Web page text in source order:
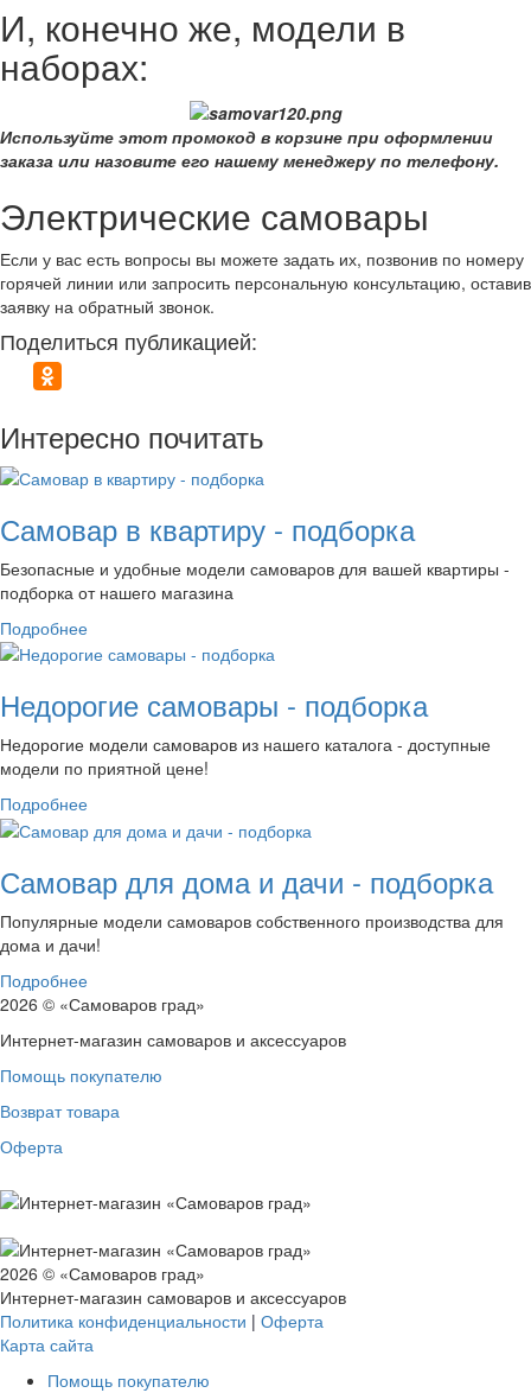
И, конечно же, модели в
наборах:
Используйте этот промокод в корзине при оформлении
заказа или назовите его нашему менеджеру по телефону.
Электрические самовары
Если у вас есть вопросы вы можете задать их, позвонив по номеру
горячей линии или запросить персональную консультацию, оставив
заявку на обратный звонок.
Поделиться публикацией:
Интересно почитать
Самовар в квартиру - подборка
Безопасные и удобные модели самоваров для вашей квартиры -
подборка от нашего магазина
Подробнее
Недорогие самовары - подборка
Недорогие модели самоваров из нашего каталога - доступные
модели по приятной цене!
Подробнее
Самовар для дома и дачи - подборка
Популярные модели самоваров собственного производства для
дома и дачи!
Подробнее
2026 © «Самоваров град»
Интернет-магазин самоваров и аксессуаров
Помощь покупателю
Возврат товара
Оферта
2026 © «Самоваров град»
Интернет-магазин самоваров и аксессуаров
Политика конфиденциальности | Оферта
Карта сайта
Помощь покупателю